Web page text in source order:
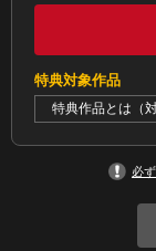
特典対象作品
特典作品とは（
必